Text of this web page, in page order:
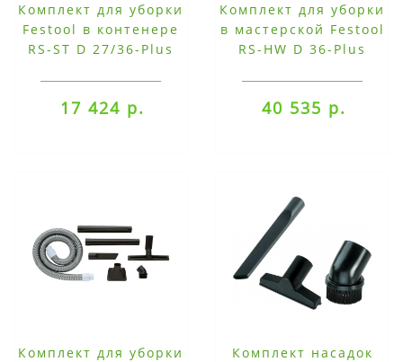
Комплект для уборки
Festool в контенере
RS-ST D 27/36-Plus
17 424 р.
Комплект для уборки
в мастерской Festool
RS-HW D 36-Plus
40 535 р.
Комплект для уборки
Комплект насадок